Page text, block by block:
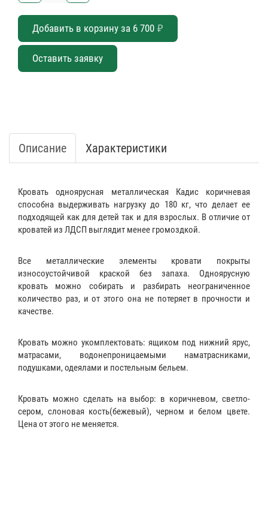
Добавить в корзину за 6 700 ₽
Оставить заявку
Описание Характеристики
Кровать одноярусная металлическая Кадис коричневая
способна выдерживать нагрузку до 180 кг, что делает ее
подходящей как для детей так и для взрослых. В отличие от
кроватей из ЛДСП выглядит менее громоздкой.
Все металлические элементы кровати покрыты
износоустойчивой краской без запаха. Одноярусную
кровать можно собирать и разбирать неограниченное
количество раз, и от этого она не потеряет в прочности и
качестве.
Кровать можно укомплектовать: ящиком под нижний ярус,
матрасами, водонепроницаемыми наматрасниками,
подушками,одеялами и постельным бельем.
Кровать можно сделать на выбор: в коричневом, светло-
сером, слоновая кость(бежевый), черном и белом цвете.
Цена от этого не меняется.